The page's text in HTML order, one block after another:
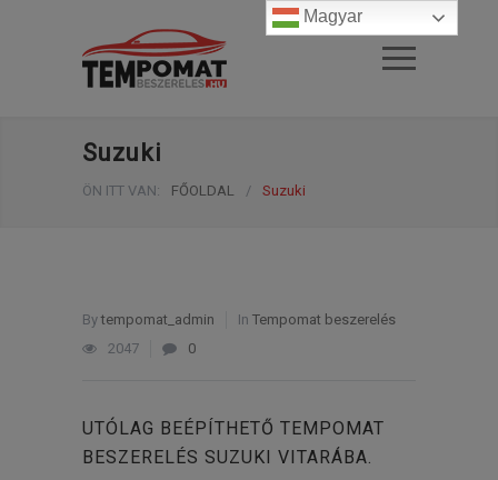
Suzuki
ÖN ITT VAN: FŐOLDAL / Suzuki
Bytempomat_admin In Tempomat beszerelés
2047
0
UTÓLAG BEÉPÍTHETŐ TEMPOMAT
BESZERELÉS SUZUKI VITARÁBA.
Magyar